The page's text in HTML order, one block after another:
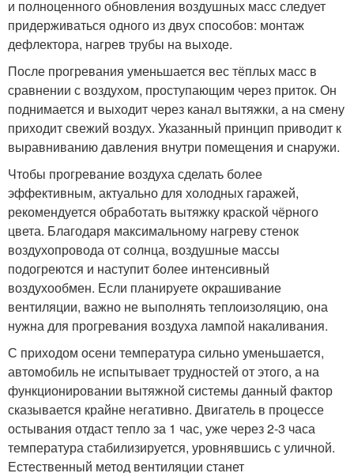
и полноценного обновления воздушных масс следует
придерживаться одного из двух способов: монтаж
дефлектора, нагрев трубы на выходе.
После прогревания уменьшается вес тёплых масс в
сравнении с воздухом, проступающим через приток. Он
поднимается и выходит через канал вытяжки, а на смену
приходит свежий воздух. Указанный принцип приводит к
выравниванию давления внутри помещения и снаружи.
Чтобы прогревание воздуха сделать более
эффективным, актуально для холодных гаражей,
рекомендуется обработать вытяжку краской чёрного
цвета. Благодаря максимальному нагреву стенок
воздухопровода от солнца, воздушные массы
подогреются и наступит более интенсивный
воздухообмен. Если планируете окрашивание
вентиляции, важно не выполнять теплоизоляцию, она
нужна для прогревания воздуха лампой накаливания.
С приходом осени температура сильно уменьшается,
автомобиль не испытывает трудностей от этого, а на
функционировании вытяжной системы данный фактор
сказывается крайне негативно. Двигатель в процессе
остывания отдаст тепло за 1 час, уже через 2-3 часа
температура стабилизируется, уровнявшись с уличной.
Естественный метод вентиляции станет